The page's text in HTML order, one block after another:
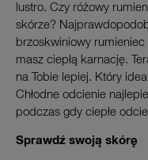
lustro. Czy różowy
skórze?
brzoskwiniowy rumieniec
masz ciepłą karnację.
na Tobie lepiej. Który
Chłodne odcienie
podczas gdy ciepłe
Sprawdź swoją skórę